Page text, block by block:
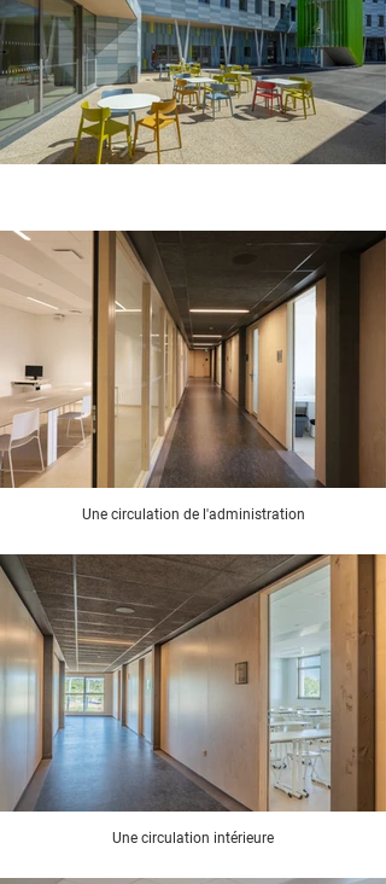
Une circulation de l'administration
Une circulation intérieure